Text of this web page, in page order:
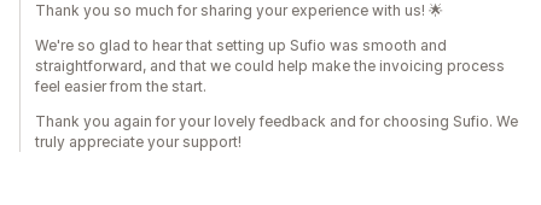
Thank you so much for sharing your experience with us! 🌟
We're so glad to hear that setting up Sufio was smooth and
straightforward, and that we could help make the invoicing process
feel easier from the start.
Thank you again for your lovely feedback and for choosing Sufio. We
truly appreciate your support!